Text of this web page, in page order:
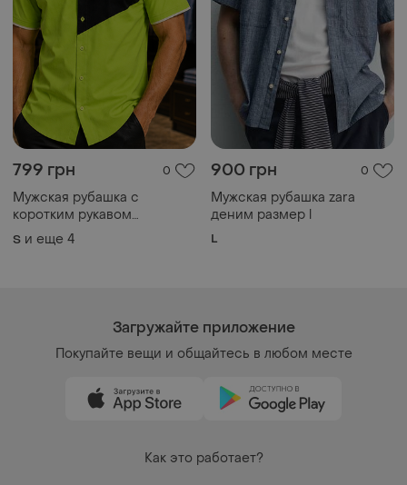
799 грн
Мужская рубашка с
коротким рукавом
хлопковая салатовая с
принтом на спине s m l xl
S и еще
900 грн 0
Мужская рубашка zara
деним размер l
Загружайте приложение
Покупайте вещи и общайтесь в любом месте
Как это работает?
Украина, 02121, Киев, Харьковское шоссе, дом 201-
203, буква 4Г
Политика конфиденциальности